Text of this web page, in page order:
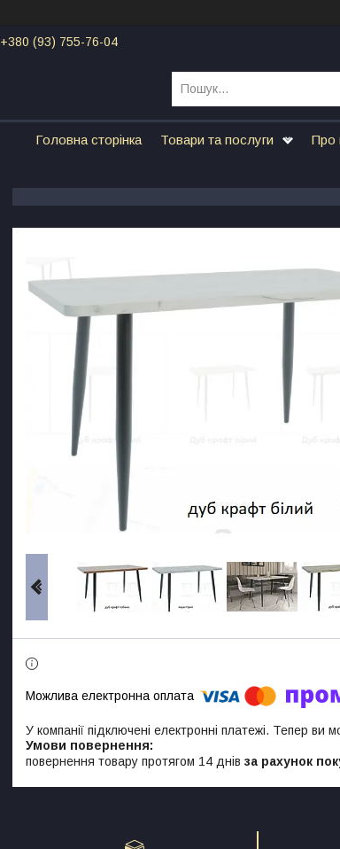
+380 (93) 755-76-04
Головна сторінка Товари та послуги Про
У компанії підключені електронні платежі. Тепер
повернення товару протягом 14 днів за рахунок